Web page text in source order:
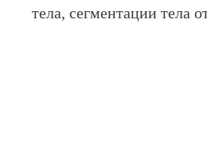
тела, сегментации тела